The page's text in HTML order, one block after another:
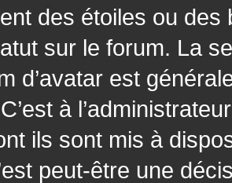
des étoiles ou
sur le forum. La
d’avatar est
à
ils sont mis à
peut-être une